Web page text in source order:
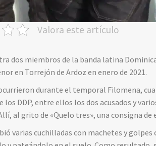
Valora este artículo
dos miembros de la banda latina
en Torrejón de Ardoz en enero de 2021.
durante el temporal Filomena,
los DDP, entre ellos los dos acusados y
al grito de «Quelo tres», una consigna
varias cuchilladas con machetes y